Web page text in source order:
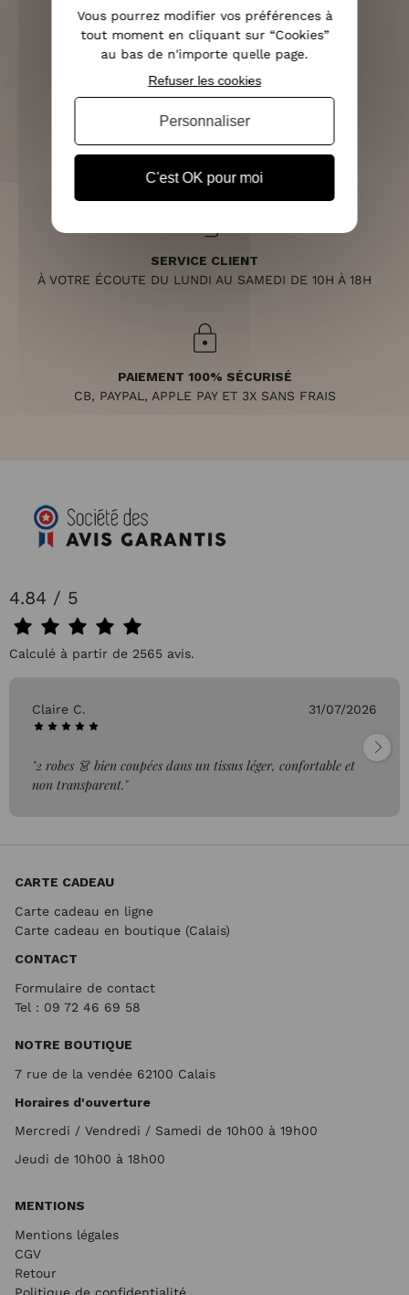
LIVRAISON RAPIDE
OFFERTE DÈS 70€
RETOURS SOUS 14 JOURS
SERVICE CLIENT
À VOTRE ÉCOUTE DU LUNDI AU SAMEDI DE 10H À 18H
PAIEMENT 100% SÉCURISÉ
CB, PAYPAL, APPLE PAY ET 3X SANS FRAIS
4.84 / 5
Calculé à partir de 2565 avis.
Claire C. 31/07/2026
"2 robes 👗 bien coupées dans un tissus léger, confortable et
non transparent."
CARTE CADEAU
Carte cadeau en ligne
Carte cadeau en boutique (Calais)
CONTACT
Formulaire de contact
Tel : 09 72 46 69 58
NOTRE BOUTIQUE
7 rue de la vendée 62100 Calais
Horaires d'ouverture
Mercredi / Vendredi / Samedi de 10h00 à 19h00
Jeudi de 10h00 à 18h00
MENTIONS
Mentions légales
CGV
Retour
Vous pourrez modifier vos préférences à
tout moment en cliquant sur “Cookies”
au bas de n'importe quelle page.
C'est OK pour moi
Refuser les cookies
Personnaliser